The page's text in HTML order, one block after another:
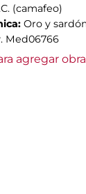
(camafeo)
Oro y
Med06766
agregar